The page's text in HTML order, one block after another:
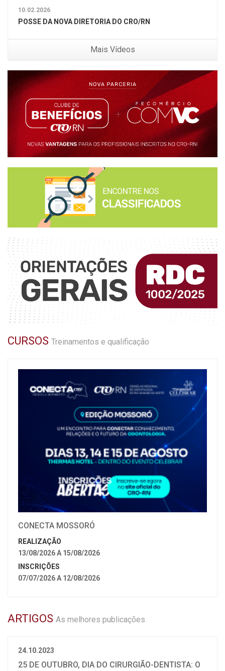
10.02.2026
POSSE DA NOVA DIRETORIA DO CRO/RN
Mais Vídeos
CURSOS Treinamentos e qualificação
CONECTA MOSSORÓ
REALIZAÇÃO
13/08/2026 A 15/08/2026
INSCRIÇÕES
07/07/2026 A 12/08/2026
ARTIGOS As melhores publicações
24.10.2023
25 DE OUTUBRO, DIA DO CIRURGIÃO-DENTISTA: O